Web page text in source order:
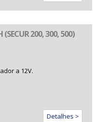
(SECUR 200, 300, 500)
a 12V.
Detalhes >